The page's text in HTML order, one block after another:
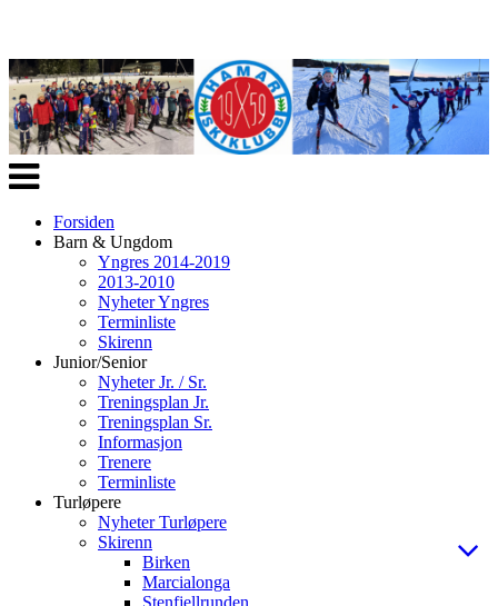
Veksle
navigasjon
Forsiden
Barn & Ungdom
Yngres 2014-2019
2013-2010
Nyheter Yngres
Terminliste
Skirenn
Junior/Senior
Nyheter Jr. / Sr.
Treningsplan Jr.
Treningsplan Sr.
Informasjon
Trenere
Terminliste
Turløpere
Nyheter Turløpere
Skirenn
Birken
Marcialonga
Stenfjellrunden